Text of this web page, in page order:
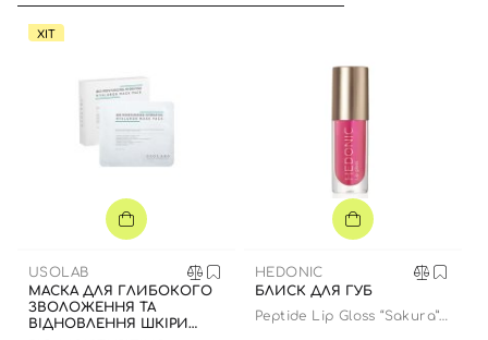
ХІТ
USOLAB
МАСКА ДЛЯ ГЛИБОКОГО
ЗВОЛОЖЕННЯ ТА
ВІДНОВЛЕННЯ ШКІРИ
HEDONIC
БЛИСК ДЛЯ ГУБ
Peptide Lip Gloss “Sakura”